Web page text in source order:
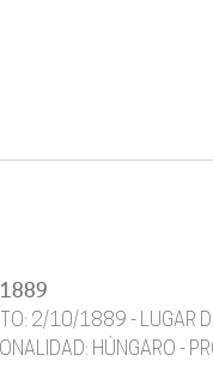
2/10/1889 - LUGAR
HÚNGARO -